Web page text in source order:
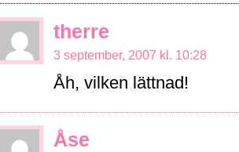
therre
3 september, 2007 kl. 10:28
Åh, vilken lättnad!
Åse